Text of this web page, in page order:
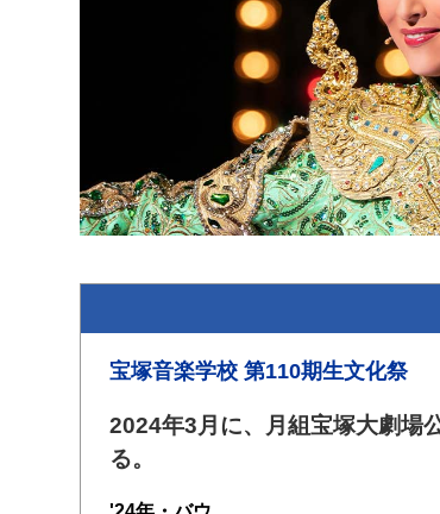
宝塚音楽学校 第110期生文化祭
2024年3月に、月組宝塚大劇場
る。